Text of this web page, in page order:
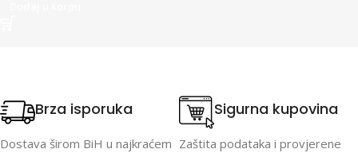
Brza isporuka
Dostava širom BiH u najkraćem
Sigurna kupovina
Zaštita podataka i provjerene